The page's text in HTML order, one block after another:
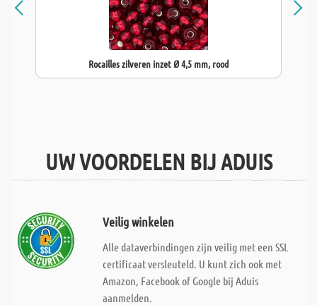
Rocailles zilveren inzet Ø 4,5 mm, rood
UW VOORDELEN BIJ ADUIS
Veilig winkelen
Alle dataverbindingen zijn veilig met een SSL
certificaat versleuteld. U kunt zich ook met
Amazon, Facebook of Google bij Aduis
aanmelden.